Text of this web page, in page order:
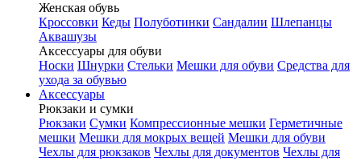
Женская обувь
Кроссовки Кеды Полуботинки Сандалии Шлепанцы
Аквашузы
Аксессуары для обуви
Носки Шнурки Стельки Мешки для обуви Средства для
ухода за обувью
Аксессуары
Рюкзаки и сумки
Рюкзаки Сумки Компрессионные мешки Герметичные
мешки Мешки для мокрых вещей Мешки для обуви
Чехлы для рюкзаков Чехлы для документов Чехлы для